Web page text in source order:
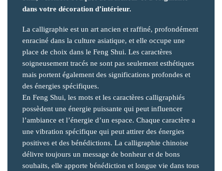
dans votre décoration d’intérieur.
La calligraphie est un art ancien et raffiné, profondément
enraciné dans la culture asiatique, et elle occupe une
place de choix dans le Feng Shui. Les caractères
soigneusement tracés ne sont pas seulement esthétiques
mais portent également des significations profondes et
des énergies spécifiques.
En Feng Shui, les mots et les caractères calligraphiés
possèdent une énergie puissante qui peut influencer
l’ambiance et l’énergie d’un espace. Chaque caractère a
une vibration spécifique qui peut attirer des énergies
positives et des bénédictions. La calligraphie chinoise
délivre toujours un message de bonheur et de bons
souhaits, elle apporte bénédiction et longue vie dans tous